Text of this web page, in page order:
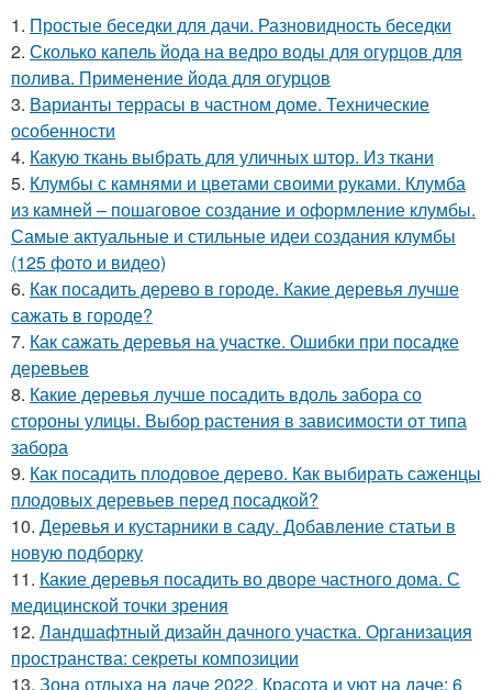
1. Простые беседки для дачи. Разновидность беседки
2. Сколько капель йода на ведро воды для огурцов для
полива. Применение йода для огурцов
3. Варианты террасы в частном доме. Технические
особенности
4. Какую ткань выбрать для уличных штор. Из ткани
5. Клумбы с камнями и цветами своими руками. Клумба
из камней – пошаговое создание и оформление клумбы.
Самые актуальные и стильные идеи создания клумбы
(125 фото и видео)
6. Как посадить дерево в городе. Какие деревья лучше
сажать в городе?
7. Как сажать деревья на участке. Ошибки при посадке
деревьев
8. Какие деревья лучше посадить вдоль забора со
стороны улицы. Выбор растения в зависимости от типа
забора
9. Как посадить плодовое дерево. Как выбирать саженцы
плодовых деревьев перед посадкой?
10. Деревья и кустарники в саду. Добавление статьи в
новую подборку
11. Какие деревья посадить во дворе частного дома. С
медицинской точки зрения
12. Ландшафтный дизайн дачного участка. Организация
пространства: секреты композиции
13. Зона отдыха на даче 2022. Красота и уют на даче: 6